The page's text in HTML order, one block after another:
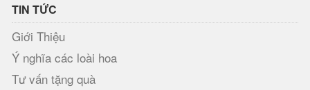
TIN TỨC
Giới Thiệu
Ý nghĩa các loài hoa
Tư vấn tặng quà